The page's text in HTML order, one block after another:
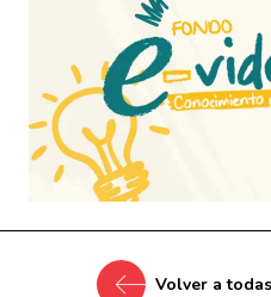
Volver a